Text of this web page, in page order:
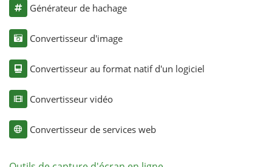
Générateur de hachage
Convertisseur d'image
Convertisseur au format natif d'un logiciel
Convertisseur vidéo
Convertisseur de services web